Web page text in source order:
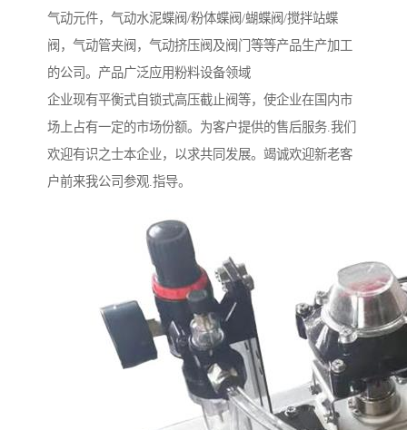
气动元件，气动水泥蝶阀/粉体蝶阀/蝴蝶阀/搅拌站蝶
阀，气动管夹阀，气动挤压阀及阀门等等产品生产加工
的公司。产品广泛应用粉料设备领域
企业现有平衡式自锁式高压截止阀等，使企业在国内市
场上占有一定的市场份额。为客户提供的售后服务.我们
欢迎有识之士本企业，以求共同发展。竭诚欢迎新老客
户前来我公司参观.指导。